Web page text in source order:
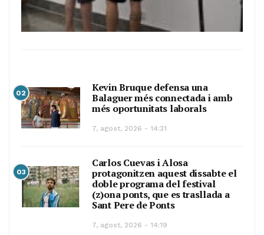
02
Kevin Bruque defensa una
Balaguer més connectada i amb
més oportunitats laborals
7, agost, 2026 - 14:31
03
Carlos Cuevas i Alosa
protagonitzen aquest dissabte el
doble programa del festival
(z)ona ponts, que es trasllada a
Sant Pere de Ponts
7, agost, 2026 - 14:19